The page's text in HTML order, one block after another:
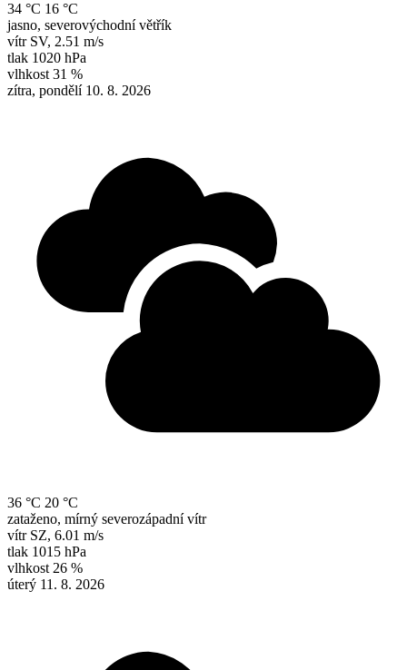
34 °C 16 °C
jasno, severovýchodní větřík
vítr SV, 2.51 m/s
tlak 1020 hPa
vlhkost 31 %
zítra, pondělí 10. 8. 2026
36 °C 20 °C
zataženo, mírný severozápadní vítr
vítr SZ, 6.01 m/s
tlak 1015 hPa
vlhkost 26 %
úterý 11. 8. 2026